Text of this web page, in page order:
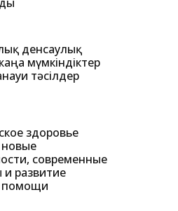
денсаулық
мүмкіндіктер
тәсілдер
здоровье
новые
современные
развитие
помощи